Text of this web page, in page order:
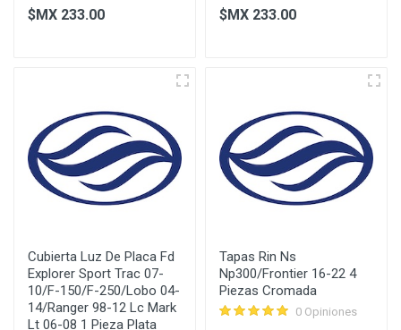
$MX 233.00 $MX 233.00
Cubierta Luz De Placa Fd
Explorer Sport Trac 07-
10/F-150/F-250/Lobo 04-
14/Ranger 98-12 Lc Mark
Lt 06-08 1 Pieza Plata
Tapas Rin Ns
Np300/Frontier 16-22 4
Piezas Cromada
0 Opiniones